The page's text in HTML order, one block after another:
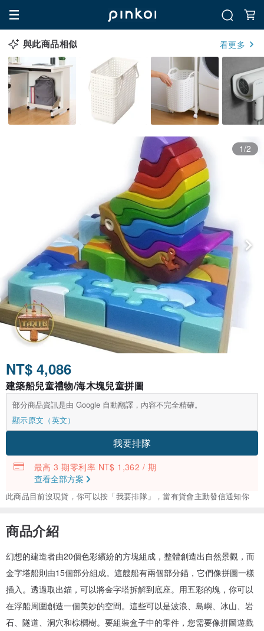
與此商品相似 看更多
1/2
NT$ 4,086
建築船兒童禮物/海木塊兒童拼圖
部分商品資訊是由 Google 自動翻譯，內容不完全精確。
顯示原文（英文）
我要排隊
最高 3 期零利率 NT$ 1,362 / 期
查看全部方案
此商品目前沒現貨，你可以按「我要排隊」，當有貨會主動發信通知你
商品介紹
幻想的建造者由20個色彩繽紛的方塊組成，整體創造出自然景觀，而
金字塔船則由15個部分組成。這艘船有兩個部分錨，它們像拼圖一樣
插入。透過取出錨，可以將金字塔拆解到底座。用五彩的塊，你可以
在浮船周圍創造一個美妙的空間。這些可以是波浪、島嶼、冰山、岩
石、隧道、洞穴和棕櫚樹。要組裝盒子中的零件，您需要像拼圖遊戲